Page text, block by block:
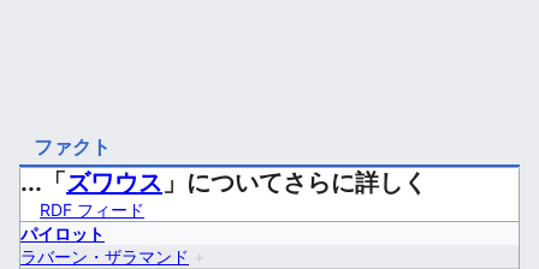
ファクト
...「ズワウス 」についてさらに詳しく
RDF フィード
パイロット
ラバーン・ザラマンド +